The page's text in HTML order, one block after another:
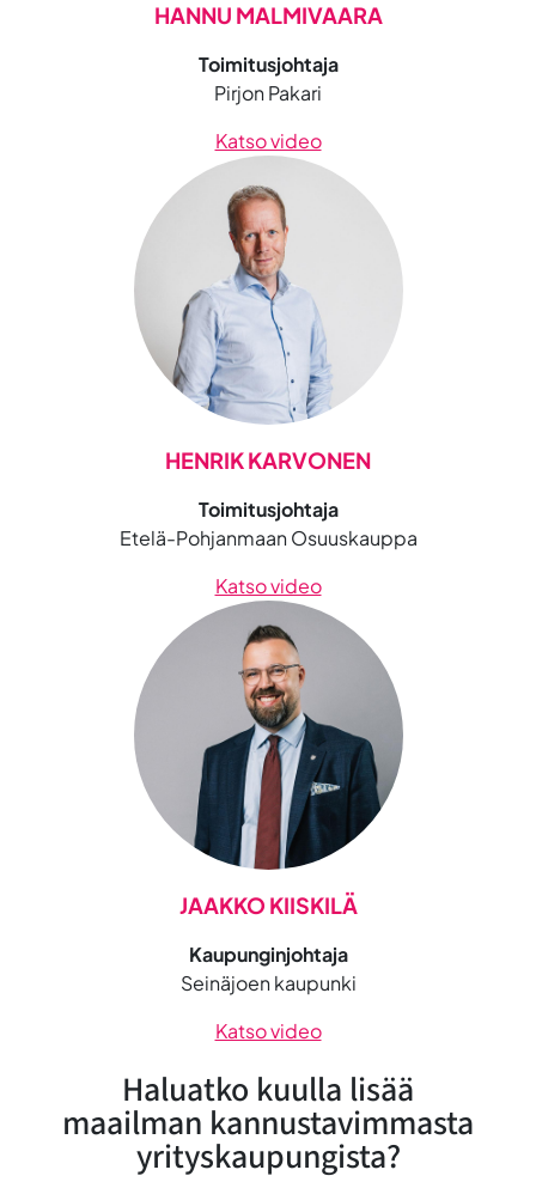
HANNU MALMIVAARA
Toimitusjohtaja
Pirjon Pakari
Katso video
HENRIK KARVONEN
Toimitusjohtaja
Etelä-Pohjanmaan Osuuskauppa
Katso video
JAAKKO KIISKILÄ
Kaupunginjohtaja
Seinäjoen kaupunki
Katso video
Haluatko kuulla lisää
maailman kannustavimmasta
yrityskaupungista?